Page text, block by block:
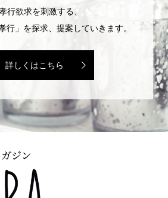
行欲求を刺激する、
行」を探求、提案していきます。
詳しくはこちら